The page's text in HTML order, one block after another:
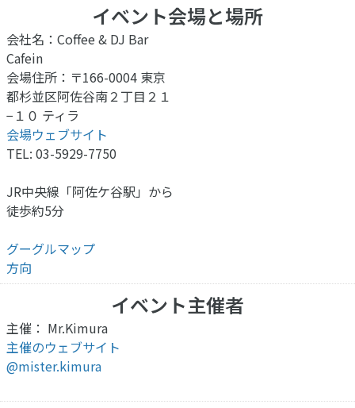
イベント会場と場所
会社名：Coffee & DJ Bar
Cafein
会場住所：〒166-0004 東京
都杉並区阿佐谷南２丁目２１
−１０ ティラ
会場ウェブサイト
TEL: 03-5929-7750
JR中央線「阿佐ケ谷駅」から
徒歩約5分
グーグルマップ
方向
イベント主催者
主催： Mr.Kimura
主催のウェブサイト
@mister.kimura